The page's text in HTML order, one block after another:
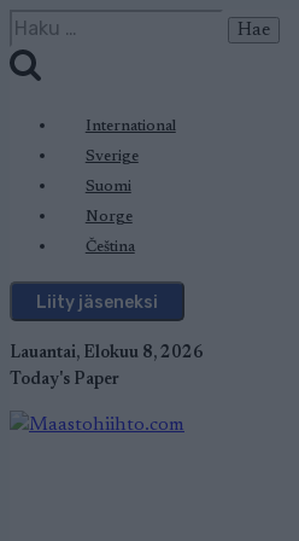
Siirry
sisältöön
Haku:
International
Sverige
Suomi
Norge
Čeština
Liity jäseneksi
Lauantai, Elokuu 8, 2026
Today's Paper